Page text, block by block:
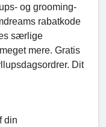
og grooming-
rabatkode
særlige
mere. Gratis
Dit
din